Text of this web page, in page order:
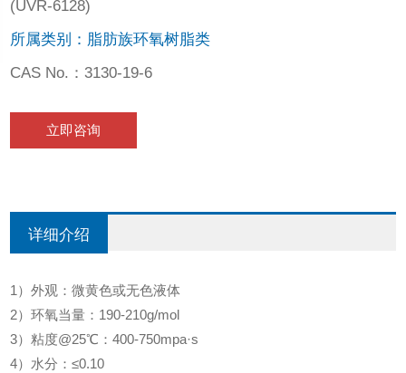
(UVR-6128)
所属类别：脂肪族环氧树脂类
CAS No.：3130-19-6
立即咨询
详细介绍
1）外观：微黄色或无色液体
2）环氧当量：190-210g/mol
3）粘度@25℃：400-750mpa·s
4）水分：≤0.10